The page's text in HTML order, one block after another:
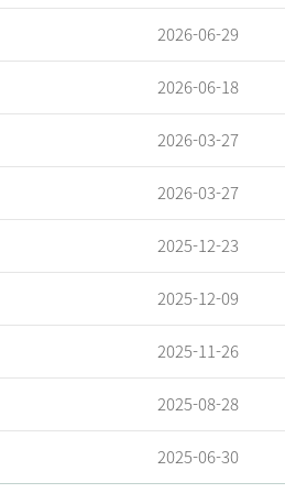
2026-06-29
2026-06-18
2026-03-27
2026-03-27
2025-12-23
2025-12-09
2025-11-26
2025-08-28
2025-06-30